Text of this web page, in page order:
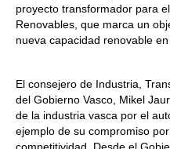
proyecto transformador para
Renovables, que marca un
nueva capacidad renovable en
El consejero de Industria,
del Gobierno Vasco, Mikel
de la industria vasca por el
ejemplo de su compromiso